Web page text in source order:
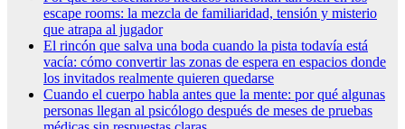
escape rooms: la mezcla de familiaridad, tensión y misterio
que atrapa al jugador
El rincón que salva una boda cuando la pista todavía está
vacía: cómo convertir las zonas de espera en espacios donde
los invitados realmente quieren quedarse
Cuando el cuerpo habla antes que la mente: por qué algunas
personas llegan al psicólogo después de meses de pruebas